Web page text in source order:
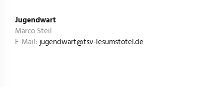
Jugendwart
Marco Steil
E-Mail:jugendwart@tsv-lesumstotel.de